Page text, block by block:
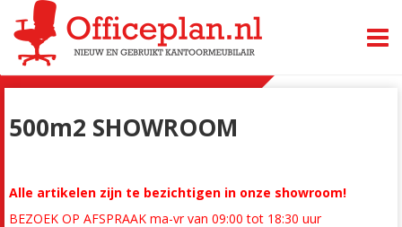
500m2 SHOWROOM
Alle artikelen zijn te bezichtigen in onze showroom!
BEZOEK OP AFSPRAAK ma-vr van 09:00 tot 18:30 uur